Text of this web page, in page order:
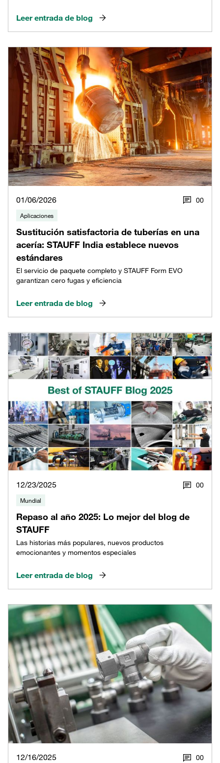
Leer entrada de blog
01/06/2026 00
Aplicaciones
Sustitución satisfactoria de tuberías en una
acería: STAUFF India establece nuevos
estándares
El servicio de paquete completo y STAUFF Form EVO
garantizan cero fugas y eficiencia
Leer entrada de blog
12/23/2025 00
Mundial
Repaso al año 2025: Lo mejor del blog de
STAUFF
Las historias más populares, nuevos productos
emocionantes y momentos especiales
Leer entrada de blog
12/16/2025 00